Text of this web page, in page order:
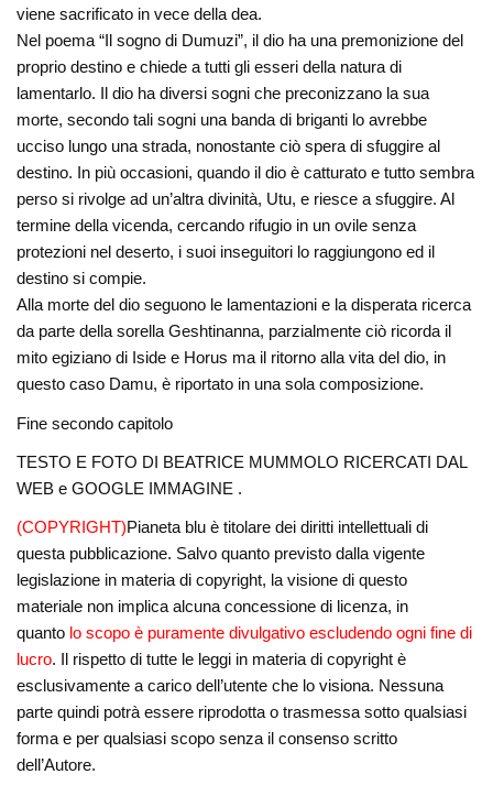
viene sacrificato in vece della dea.
Nel poema “Il sogno di Dumuzi”, il dio ha una premonizione del
proprio destino e chiede a tutti gli esseri della natura di
lamentarlo. Il dio ha diversi sogni che preconizzano la sua
morte, secondo tali sogni una banda di briganti lo avrebbe
ucciso lungo una strada, nonostante ciò spera di sfuggire al
destino. In più occasioni, quando il dio è catturato e tutto sembra
perso si rivolge ad un’altra divinità, Utu, e riesce a sfuggire. Al
termine della vicenda, cercando rifugio in un ovile senza
protezioni nel deserto, i suoi inseguitori lo raggiungono ed il
destino si compie.
Alla morte del dio seguono le lamentazioni e la disperata ricerca
da parte della sorella Geshtinanna, parzialmente ciò ricorda il
mito egiziano di Iside e Horus ma il ritorno alla vita del dio, in
questo caso Damu, è riportato in una sola composizione.
Fine secondo capitolo
TESTO E FOTO DI BEATRICE MUMMOLO RICERCATI DAL
WEB e GOOGLE IMMAGINE .
(COPYRIGHT)Pianeta blu è titolare dei diritti intellettuali di
questa pubblicazione. Salvo quanto previsto dalla vigente
legislazione in materia di copyright, la visione di questo
materiale non implica alcuna concessione di licenza, in
quanto lo scopo è puramente divulgativo escludendo ogni fine di
lucro. Il rispetto di tutte le leggi in materia di copyright è
esclusivamente a carico dell’utente che lo visiona. Nessuna
parte quindi potrà essere riprodotta o trasmessa sotto qualsiasi
forma e per qualsiasi scopo senza il consenso scritto
dell’Autore.